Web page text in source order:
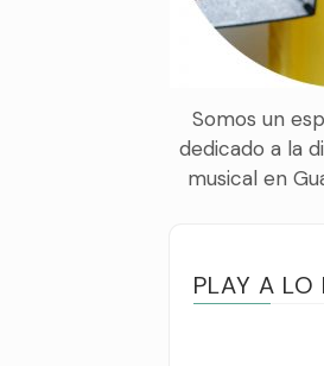
Somos un
dedicado a la
musical en
PLAY A LO